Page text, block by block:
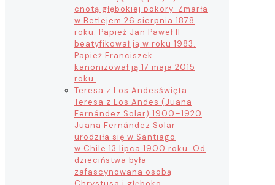
cnotą głębokiej pokory. Zmarła
w Betlejem 26 sierpnia 1878
roku. Papież Jan Paweł II
beatyfikował ją w roku 1983.
Papież Franciszek
kanonizował ją 17 maja 2015
roku.
Teresa z Los Andesświęta
Teresa z Los Andes (Juana
Fernández Solar) 1900–1920
Juana Fernández Solar
urodziła się w Santiago
w Chile 13 lipca 1900 roku. Od
dzieciństwa była
zafascynowana osobą